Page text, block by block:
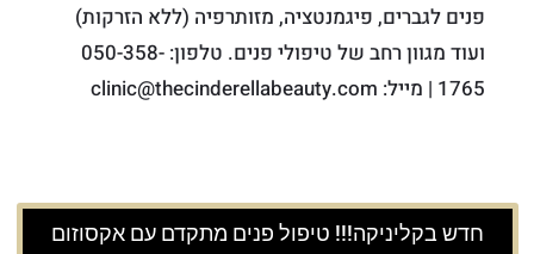
פנים לגברים, פיגמנטציה, מזותרפיה (ללא הזרקות)
ועוד מגוון רחב של טיפולי פנים. טלפון: 050-358-
1765 | מייל: clinic@thecinderellabeauty.com
חדש בקליניקה!!! טיפול פנים מתקדם עם אקסוזום